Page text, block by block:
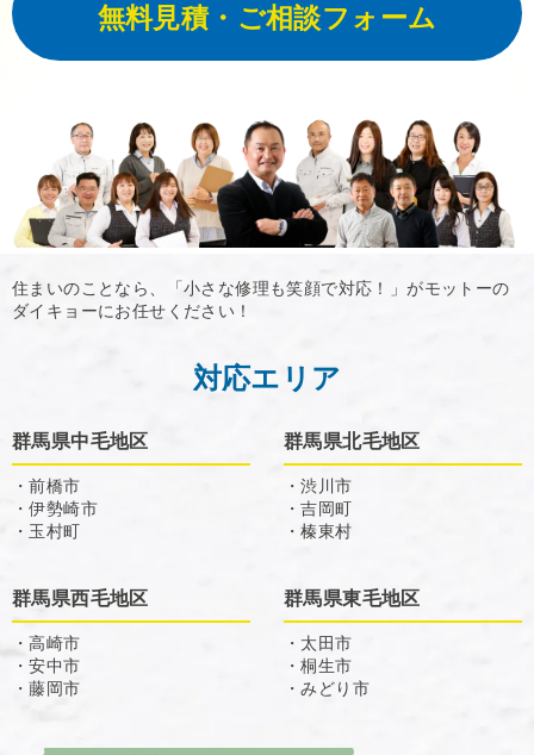
無料見積・ご相談フォーム
住まいのことなら、「小さな修理も笑顔で対応！」がモットーの
ダイキョーにお任せください！
対応エリア
群馬県中毛地区
・前橋市
・伊勢崎市
・玉村町
群馬県北毛地区
・渋川市
・吉岡町
・榛東村
群馬県西毛地区
・高崎市
・安中市
・藤岡市
群馬県東毛地区
・太田市
・桐生市
・みどり市